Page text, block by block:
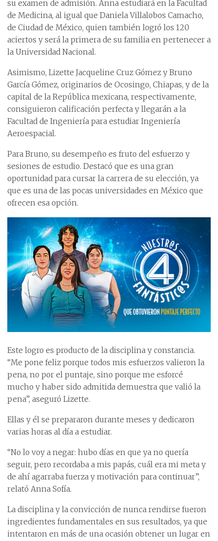
su examen de admisión. Anna estudiará en la Facultad
de Medicina, al igual que Daniela Villalobos Camacho,
de Ciudad de México, quien también logró los 120
aciertos y será la primera de su familia en pertenecer a
la Universidad Nacional.
Asimismo, Lizette Jacqueline Cruz Gómez y Bruno
García Gómez, originarios de Ocosingo, Chiapas, y de la
capital de la República mexicana, respectivamente,
consiguieron calificación perfecta y llegarán a la
Facultad de Ingeniería para estudiar Ingeniería
Aeroespacial.
Para Bruno, su desempeño es fruto del esfuerzo y
sesiones de estudio. Destacó que es una gran
oportunidad para cursar la carrera de su elección, ya
que es una de las pocas universidades en México que
ofrecen esa opción.
Este logro es producto de la disciplina y constancia.
“Me pone feliz porque todos mis esfuerzos valieron la
pena, no por el puntaje, sino porque me esforcé
mucho y haber sido admitida demuestra que valió la
pena”, aseguró Lizette.
Ellas y él se prepararon durante meses y dedicaron
varias horas al día a estudiar.
“No lo voy a negar: hubo días en que ya no quería
seguir, pero recordaba a mis papás, cuál era mi meta y
de ahí agarraba fuerza y motivación para continuar”,
relató Anna Sofía.
La disciplina y la convicción de nunca rendirse fueron
ingredientes fundamentales en sus resultados, ya que
intentaron en más de una ocasión obtener un lugar en